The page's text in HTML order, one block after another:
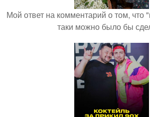
Мой ответ на комментарий о том, что
таки можно было бы